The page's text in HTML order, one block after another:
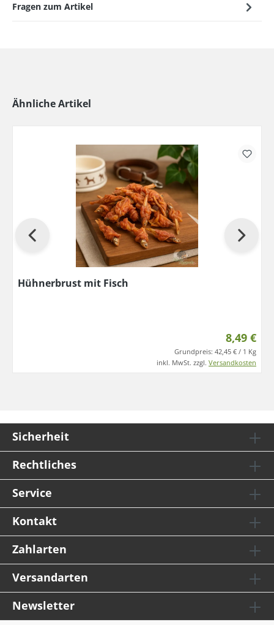
Fragen zum Artikel
Ähnliche Artikel
Hühnerbrust mit Fisch
8,49 €
Grundpreis: 42,45 € / 1 Kg
inkl. MwSt. zzgl. Versandkosten
Sicherheit
Rechtliches
Service
Kontakt
Zahlarten
Versandarten
Newsletter